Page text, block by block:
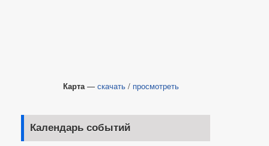
Карта — скачать / просмотреть
Календарь событий